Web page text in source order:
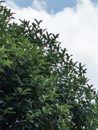
伝教大師最澄と